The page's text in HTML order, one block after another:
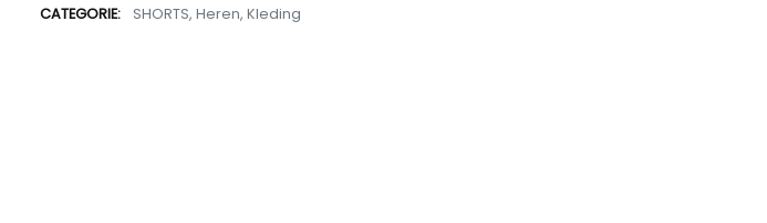
CATEGORIE: SHORTS, Heren, Kleding